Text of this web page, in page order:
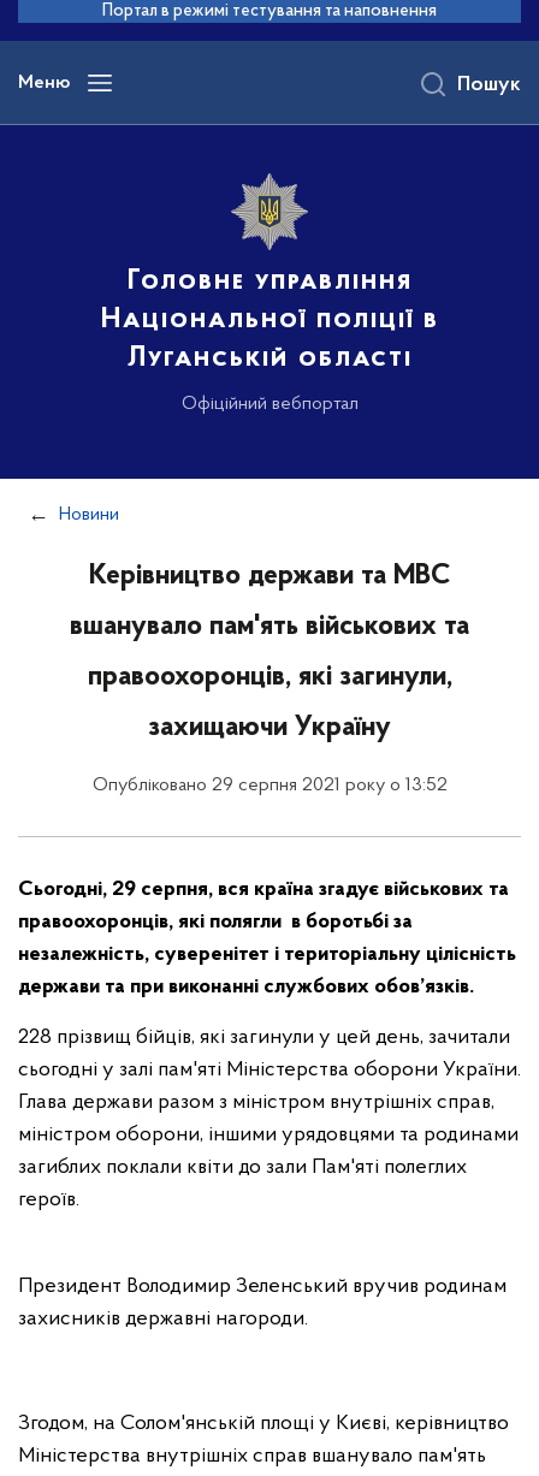
основного
вмісту
Портал в режимі тестування та наповнення
Меню
Головне управління
Національної поліції в
Луганській області
Офіційний вебпортал
Пошук
Новини
Керівництво держави та МВС
вшанувало пам'ять військових та
правоохоронців, які загинули,
захищаючи Україну
Опубліковано 29 серпня 2021 року о 13:52
Сьогодні, 29 серпня, вся країна згадує військових та
правоохоронців, які полягли в боротьбі за
незалежність, суверенітет і територіальну цілісність
держави та при виконанні службових обов’язків.
228 прізвищ бійців, які загинули у цей день, зачитали
сьогодні у залі пам'яті Міністерства оборони України.
Глава держави разом з міністром внутрішніх справ,
міністром оборони, іншими урядовцями та родинами
загиблих поклали квіти до зали Пам'яті полеглих
героїв.
Президент Володимир Зеленський вручив родинам
захисників державні нагороди.
Згодом, на Солом'янській площі у Києві, керівництво
Міністерства внутрішніх справ вшанувало пам'ять